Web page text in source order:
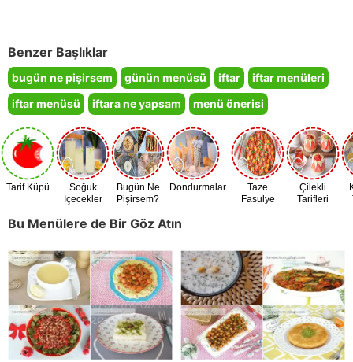
Benzer Başlıklar
bugün ne pişirsem günün menüsü iftar
iftar menüleri
iftar menüsü
iftara ne yapsam menü önerisi
Tarif Küpü
Soğuk
İçecekler
Bugün Ne
Pişirsem?
Dondurmalar
Taze
Fasulye
Çilekli
Tarifleri
Bu Menülere de Bir Göz Atın